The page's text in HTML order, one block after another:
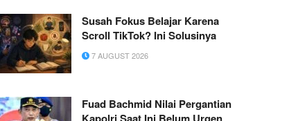
Susah Fokus Belajar Karena
Scroll TikTok? Ini Solusinya
7 AUGUST 2026
Fuad Bachmid Nilai Pergantian